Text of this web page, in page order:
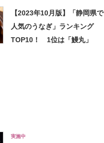
【2023年10月版】「静岡県で
人気のうなぎ」ランキング
TOP10！ 1位は「鰻丸」
実施中